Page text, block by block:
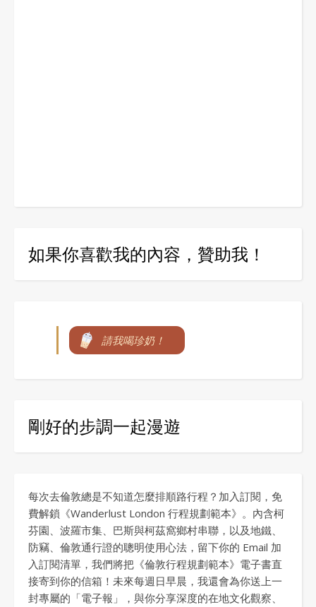
如果你喜歡我的內容，贊助我！
請我喝珍奶！
剛好的步調一起漫遊
每次去倫敦總是不知道怎麼排順路行程？加入訂閱，免
費解鎖《Wanderlust London 行程規劃範本》。內含柯
芬園、波羅市集、巴斯與柯茲窩鄉村串聯，以及地鐵、
防竊、倫敦通行證的聰明使用心法，留下你的 Email 加
入訂閱清單，我們將把《倫敦行程規劃範本》電子書直
接寄到你的信箱！未來每週日早晨，我還會為你送上一
封專屬的「電子報」，與你分享深度的在地文化觀察、